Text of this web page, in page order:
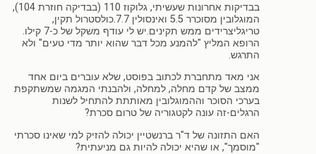
בבדיקות אחרונות שעשיתי, גלוקוז 110 (בבדיקה חוזרת 104),
המוגלובין מסוכרר 5.5 ואינסולין 7.7.כולסטרול תקין,
טריגליצרידים ממש תקינים.יש לי עודף משקל של כ-7 קילו.
הרופא המליץ "להמנע מכל דבר שהוא יותר מדי טעים" ולא
התרגש.
אני מאד מתחברת לכתוב בפוסט, שלא עוברים ביום אחד
ממצב של קדם מחלה, למחלה, ולהבנתי המגמה שמשתקפת
בערכי הסוכר וההמוגלובין מאותתת להתחיל לשנות
הרגלים-זה עונה לקטגוריה של טרום סכרת?
האם התזונה של ד"ר ברנשטיין יכולה להזיק למי שאינו סכרתי
"מוסמך", או שהיא יכולה להיות גם מניעתית?